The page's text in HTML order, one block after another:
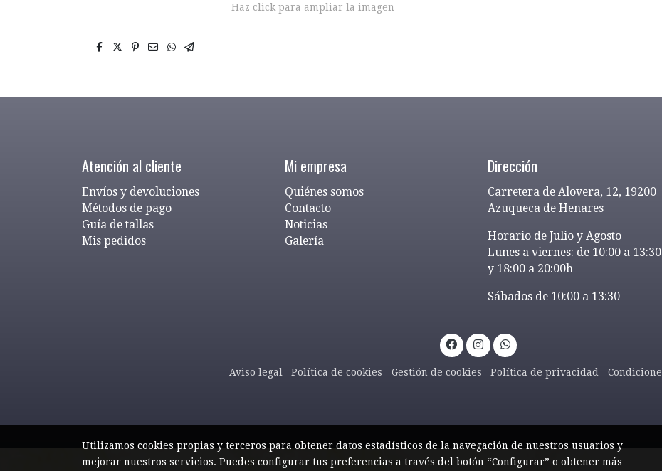
Haz click para ampliar la imagen
Atención al cliente
Envíos y devoluciones
Métodos de pago
Guía de tallas
Mis pedidos
Mi empresa
Quiénes somos
Contacto
Noticias
Galería
Dirección
Carretera de Alovera, 12, 19200
Azuqueca de Henares
Horario de Julio y Agosto
Lunes a viernes: de 10:00 a
y 18:00 a 20:00h
Sábados de 10:00 a 13:30
Aviso legal Política de cookies Gestión de cookies Política de privacidad
Utilizamos cookies propias y terceros para obtener datos estadísticos de la navegación de nuestros usuarios y
mejorar nuestros servicios. Puedes configurar tus preferencias a través del botón “Configurar” o obtener más